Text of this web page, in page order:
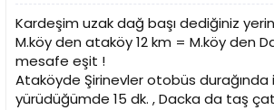
Kardeşim uzak dağ başı dediğiniz yerin
M.köy den ataköy 12 km = M.köy den
mesafe eşit !
Ataköyde Şirinevler otobüs durağında
yürüdüğümde 15 dk. , Dacka da taş